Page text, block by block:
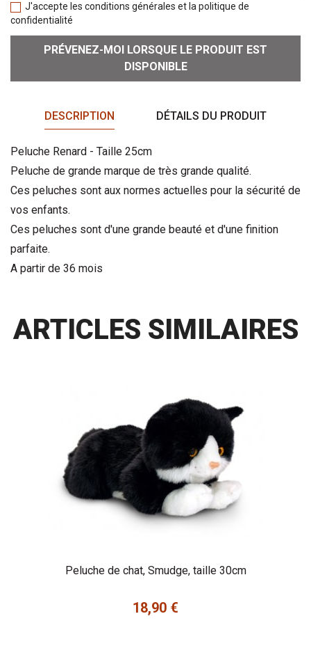
J'accepte les conditions générales et la politique de
confidentialité
PRÉVENEZ-MOI LORSQUE LE PRODUIT EST
DISPONIBLE
DESCRIPTION DÉTAILS DU PRODUIT
Peluche Renard - Taille 25cm
Peluche de grande marque de très grande qualité.
Ces peluches sont aux normes actuelles pour la sécurité de
vos enfants.
Ces peluches sont d'une grande beauté et d'une finition
parfaite.
A partir de 36 mois
ARTICLES SIMILAIRES
Peluche de chat, Smudge, taille 30cm
Prix
18,90 €